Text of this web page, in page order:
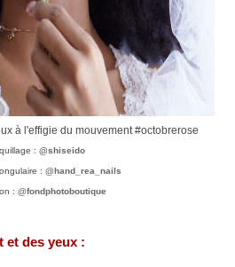
à l'effigie du mouvement #octobrerose
:@shiseido
: @hand_rea_nails
: @fondphotoboutique
et des yeux :